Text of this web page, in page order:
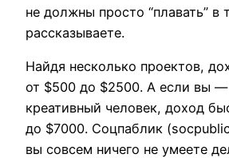
не должны просто “плавать” в
рассказываете.
Найдя несколько проектов,
от $500 до $2500. А если вы —
креативный человек, доход
до $7000. Соцпаблик
вы совсем ничего не умеете